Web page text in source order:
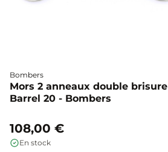
Bombers
Mors 2 anneaux double brisure
Barrel 20 - Bombers
108,00 €
En stock